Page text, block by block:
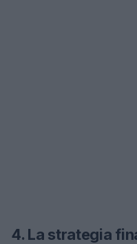
4. La strategia